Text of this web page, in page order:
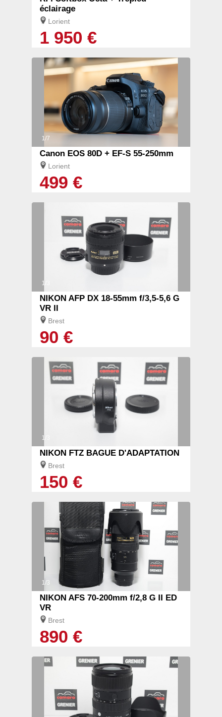
éclairage
Lorient
1 950 €
1/7
Canon EOS 80D + EF-S 55-250mm
Lorient
499 €
1/3
NIKON AFP DX 18-55mm f/3,5-5,6 G
VR II
Brest
90 €
1/3
NIKON FTZ BAGUE D'ADAPTATION
Brest
150 €
1/3
NIKON AFS 70-200mm f/2,8 G II ED
VR
Brest
890 €